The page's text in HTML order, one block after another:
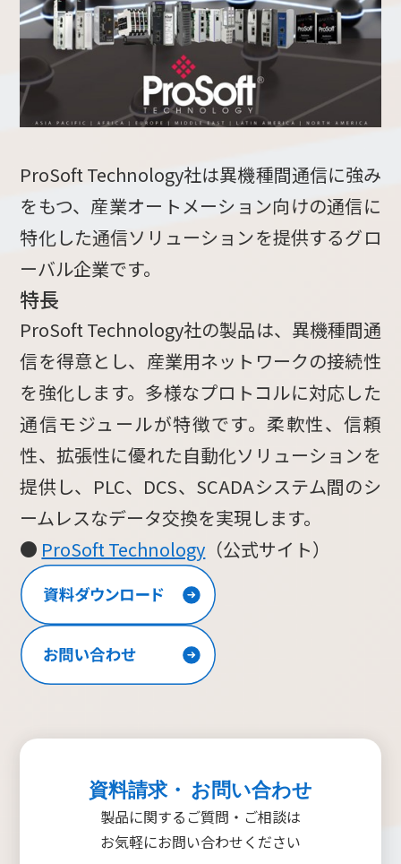
ProSoft Technology社は異機種間通信に強み
をもつ、産業オートメーション向けの通信に
特化した通信ソリューションを提供するグロ
ーバル企業です。
特長
ProSoft Technology社の製品は、異機種間通
信を得意とし、産業用ネットワークの接続性
を強化します。多様なプロトコルに対応した
通信モジュールが特徴です。柔軟性、信頼
性、拡張性に優れた自動化ソリューションを
提供し、PLC、DCS、SCADAシステム間のシ
ームレスなデータ交換を実現します。
● ProSoft Technology （公式サイト）
資料請求・ お問い合わせ
製品に関するご質問・ご相談は
お気軽にお問い合わせください